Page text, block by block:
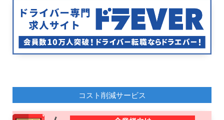
コスト削減サービス